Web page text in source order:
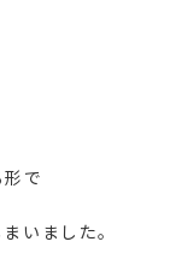
で
いました。